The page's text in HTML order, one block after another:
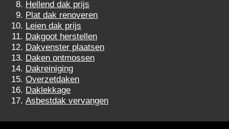
Hellend dak prijs
Plat dak renoveren
Leien dak prijs
Dakgoot herstellen
Dakvenster plaatsen
Daken ontmossen
Dakreiniging
Overzetdaken
Daklekkage
Asbestdak vervangen